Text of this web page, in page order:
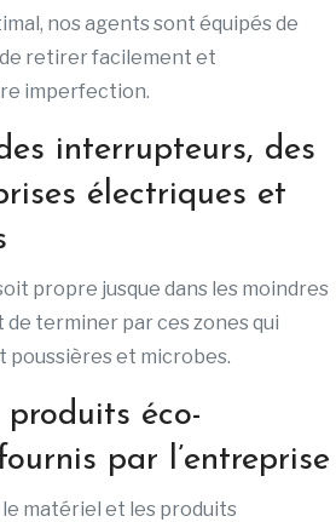
nos agents sont équipés de
retirer facilement et
imperfection.
interrupteurs, des
électriques et
propre jusque dans les moindres
de terminer par ces zones qui
et microbes.
éco-
par l’entreprise
matériel et les produits